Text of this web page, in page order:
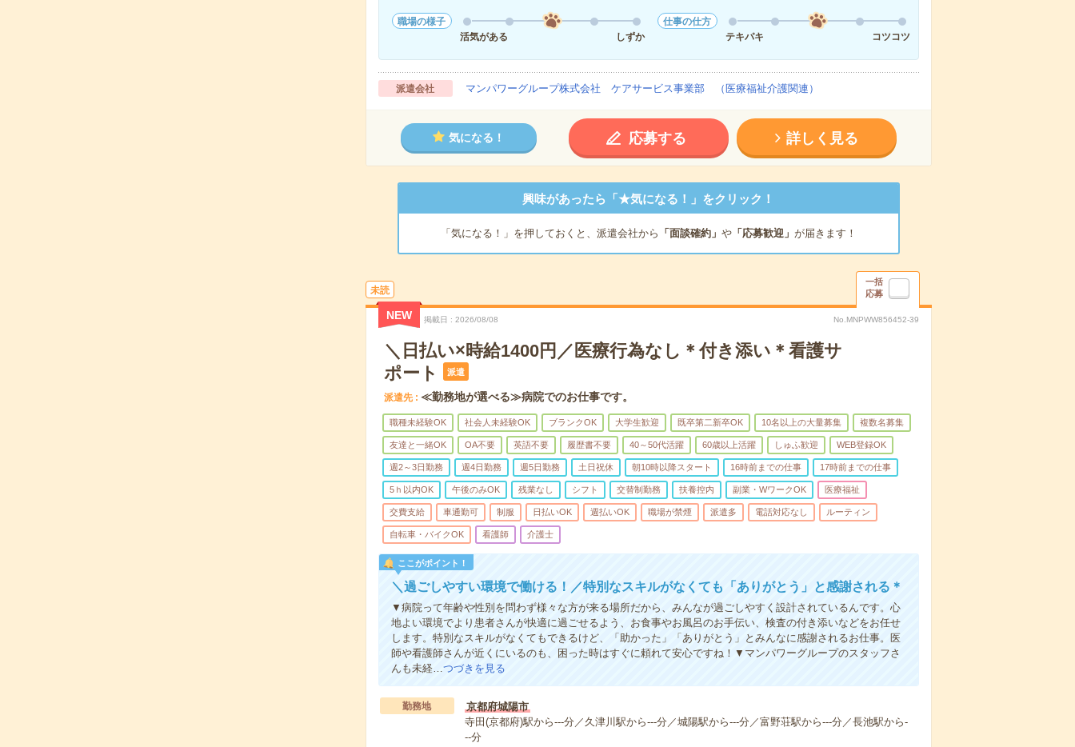
職場の様子
活気がある
しずか
仕事の仕方
テキパキ
コツコツ
派遣会社 マンパワーグループ株式会社 ケアサービス事業部 （医療福祉介護関連）
気になる！ 応募する 詳しく見る
興味があったら「★気になる！」をクリック！
「気になる！」を押しておくと、派遣会社から 「面談確約」 や「応募歓迎」 が届きます！
未読
一括
応募
NEW 掲載日 2026/08/08 No.MNPWW856452-39
＼日払い×時給1400円／医療行為なし＊付き添い＊看護サ
ポート
派遣
派遣先 ≪勤務地が選べる≫病院でのお仕事です。
職種未経験OK 社会人未経験OK ブランクOK 大学生歓迎 既卒第二新卒OK 10名以上の大量募集 複数名募集
友達と一緒OK OA不要 英語不要 履歴書不要 40～50代活躍 60歳以上活躍 しゅふ歓迎 WEB登録OK
週2～3日勤務 週4日勤務 週5日勤務 土日祝休 朝10時以降スタート 16時前までの仕事 17時前までの仕事
5ｈ以内OK 午後のみOK 残業なし シフト 交替制勤務 扶養控内 副業・WワークOK 医療福祉
交費支給 車通勤可 制服 日払いOK 週払いOK 職場が禁煙 派遣多 電話対応なし ルーティン
自転車・バイクOK 看護師 介護士
ここがポイント！
＼過ごしやすい環境で働ける！／特別なスキルがなくても「ありがとう」と感謝される＊
▼病院って年齢や性別を問わず様々な方が来る場所だから、みんなが過ごしやすく設計されているんです。心
地よい環境でより患者さんが快適に過ごせるよう、お食事やお風呂のお手伝い、検査の付き添いなどをお任せ
します。特別なスキルがなくてもできるけど、「助かった」「ありがとう」とみんなに感謝されるお仕事。医
師や看護師さんが近くにいるのも、困った時はすぐに頼れて安心ですね！▼マンパワーグループのスタッフさ
んも未経…つづきを見る
勤務地
京都府城陽市
寺田(京都府)駅から---分／久津川駅から---分／城陽駅から---分／富野荘駅から---分／長池駅から-
--分